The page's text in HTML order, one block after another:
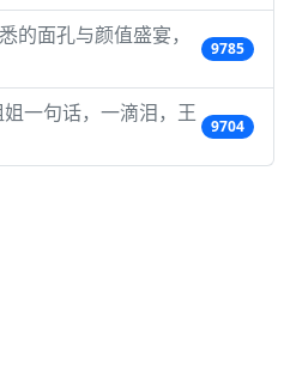
的面孔与颜值盛宴，
9785
一句话，一滴泪，王
9704